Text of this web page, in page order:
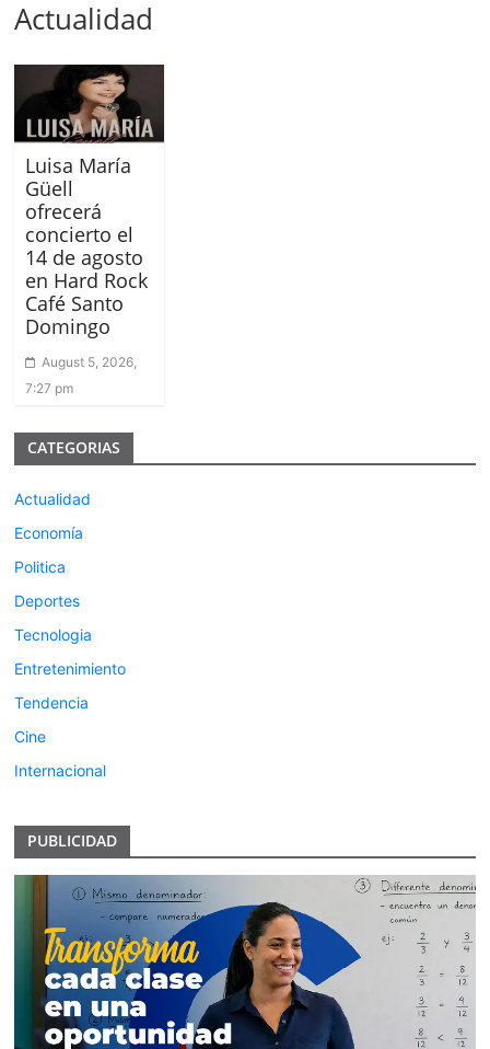
Actualidad
Luisa María
Güell
ofrecerá
concierto el
14 de agosto
en Hard Rock
Café Santo
Domingo
August 5, 2026,
7:27 pm
CATEGORIAS
Actualidad
Economía
Politica
Deportes
Tecnologia
Entretenimiento
Tendencia
Cine
Internacional
PUBLICIDAD